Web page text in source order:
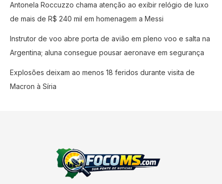
Antonela Roccuzzo chama atenção ao exibir relógio de luxo
de mais de R$ 240 mil em homenagem a Messi
Instrutor de voo abre porta de avião em pleno voo e salta na
Argentina; aluna consegue pousar aeronave em segurança
Explosões deixam ao menos 18 feridos durante visita de
Macron à Síria